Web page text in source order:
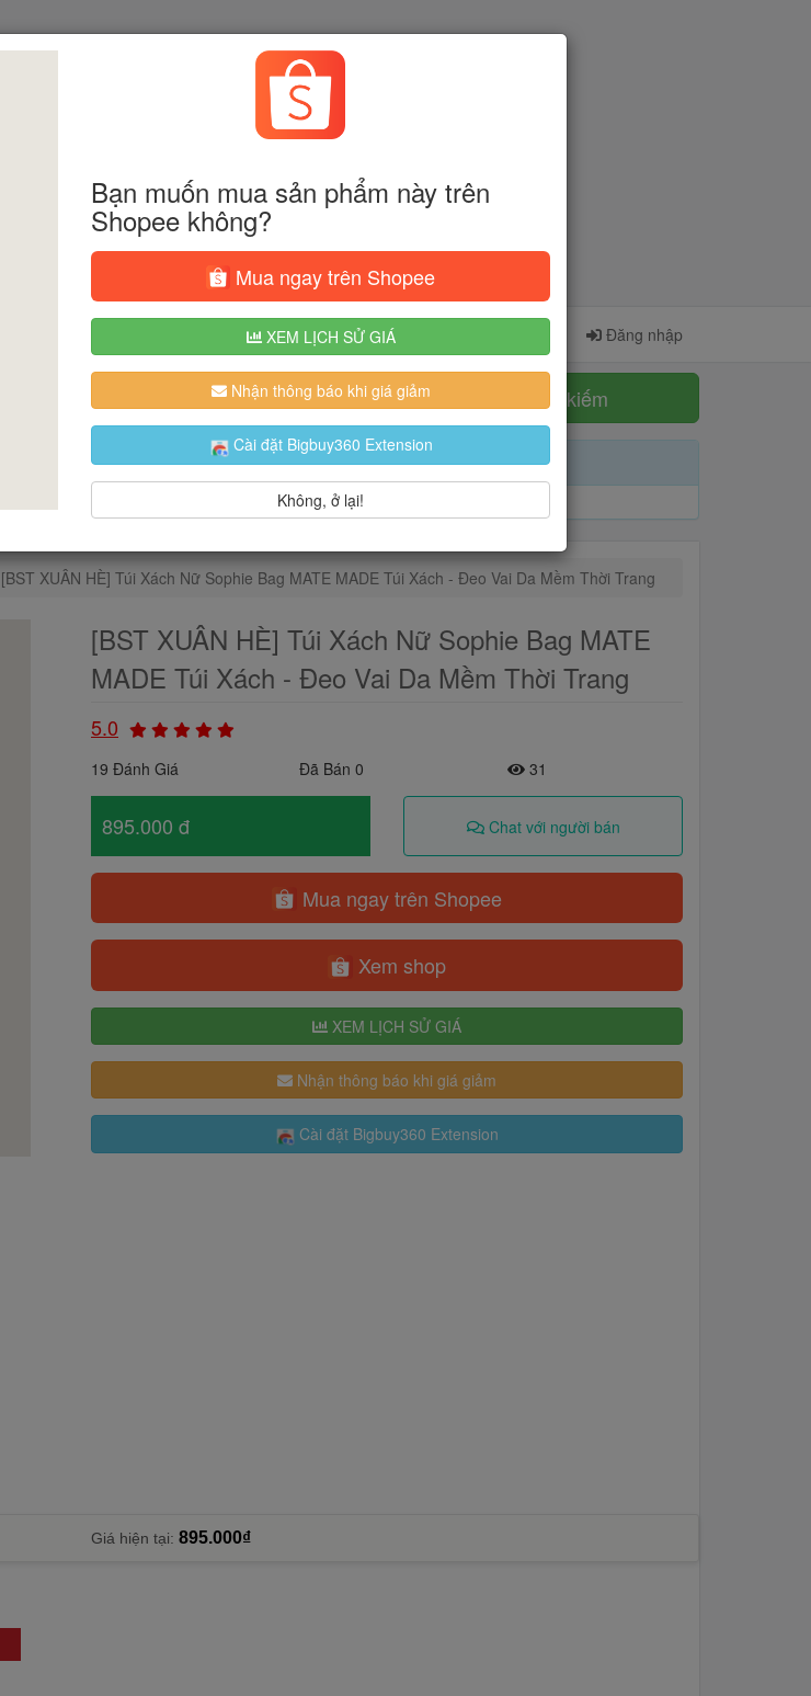
Cài đặt Extension Đăng nhập
Tìm kiếm
[BST XUÂN HÈ] Túi Xách Nữ Sophie Bag MATE MADE Túi Xách - Đeo Vai Da Mềm Thời Trang
[BST XUÂN HÈ] Túi Xách Nữ Sophie Bag MATE
MADE Túi Xách - Đeo Vai Da Mềm Thời Trang
5.0
19 Đánh Giá Đã Bán 0 31
895.000 đ Chat với người bán
Mua ngay trên Shopee
Xem shop
XEM LỊCH SỬ GIÁ
Nhận thông báo khi giá giảm
Cài đặt Bigbuy360 Extension
Giá hiện tại: 895.000₫
Bạn muốn mua sản phẩm này trên
Shopee không?
Mua ngay trên Shopee
XEM LỊCH SỬ GIÁ
Nhận thông báo khi giá giảm
Cài đặt Bigbuy360 Extension
Không, ở lại!